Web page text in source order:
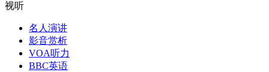
视听
名人演讲
影音赏析
VOA听力
BBC英语